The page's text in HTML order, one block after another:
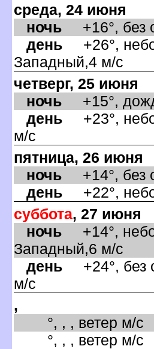
среда, 24 июня
ночь +16°, без
день +26°,
Западный,4 м/с
четверг, 25 июня
ночь +15°,
день +23°,
м/с
пятница, 26 июня
ночь +14°, без
день +22°,
суббота, 27 июня
ночь +14°,
Западный,6 м/с
день +24°, без
м/с
,
°, , , ветер м/с
°, , , ветер м/с